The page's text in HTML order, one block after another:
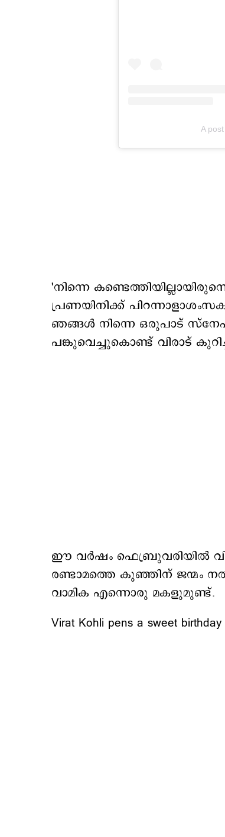
A
'നിന്നെ
പ്രണയിനിക്ക്
ഞങ്ങൾ നിന്നെ ഒരുപാട്
പങ്കുവെച്ചുകൊണ്ട് വിരാട്
ഈ വർഷം ഫെബ്രുവരിയിൽ
രണ്ടാമത്തെ കുഞ്ഞിന് ജന്മം
വാമിക എന്നൊരു മകളുമുണ്ട്.
Virat Kohli pens a sweet